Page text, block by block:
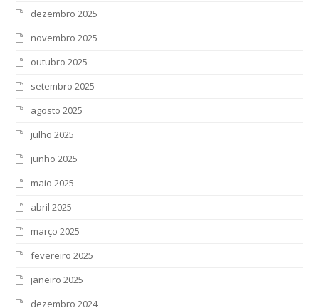
dezembro 2025
novembro 2025
outubro 2025
setembro 2025
agosto 2025
julho 2025
junho 2025
maio 2025
abril 2025
março 2025
fevereiro 2025
janeiro 2025
dezembro 2024